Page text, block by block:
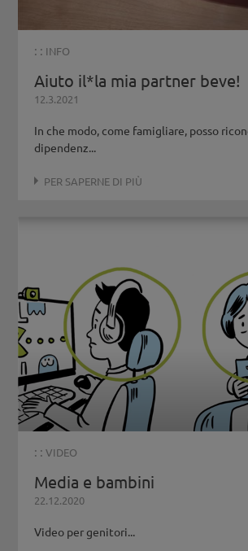
: : INFO
Aiuto il*la mia partner beve!
12.3.2021
In che modo, come famigliare, posso
dipendenz...
PER SAPERNE DI PIÙ
: : VIDEO
Media e bambini
22.12.2020
Video per genitori...